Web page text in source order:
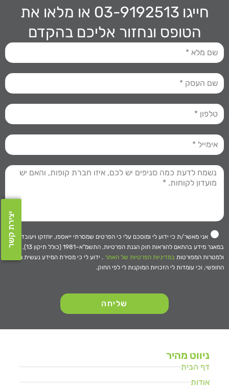
השאירו כאן עכשיו שם וטלפון
ונחזור אליכם מיד!
חישוב מחדש
חייגו 03-9192513
או מלאו את
הטופס ונחזור אליכם בהקדם
אני מאשר/ת כי ידוע לי ומוסכם עלי כי הפרטים שמסרתי ייאספו, יוחזקו ויעובדו
במאגר מידע בהתאם להוראות חוק הגנת הפרטיות, התשמ"א–1981 (כולל תיקון 13),
ולמטרות המפורטות במדיניות הפרטיות של האתר . ידוע לי כי מסירת המידע נעשית מרצוני
החופשי, וכי עומדות לי הזכויות המוקנות לי לפי החוק.
שליחה
יצירת קשר
ניווט מהיר
דף הבית
אודות